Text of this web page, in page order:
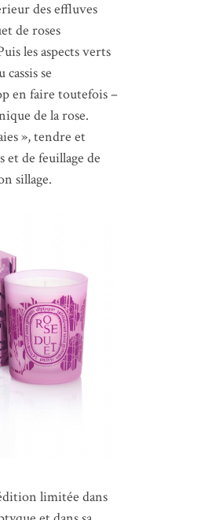
des effluves
de roses
les aspects verts
se
en faire toutefois –
de la rose.
», tendre et
et de feuillage de
sillage.
limitée dans